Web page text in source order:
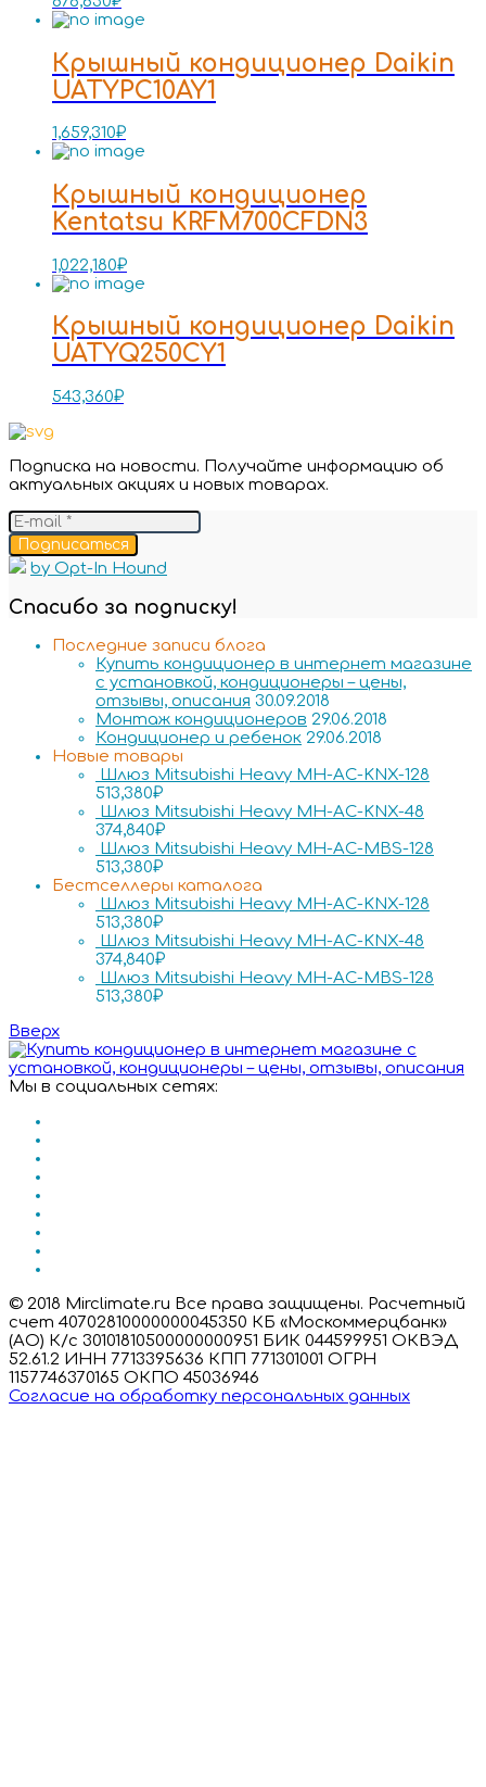
Крышный кондиционер Daikin
UATYPC10AY1
1,659,310₽
Крышный кондиционер
Kentatsu KRFM700CFDN3
1,022,180₽
Крышный кондиционер Daikin
UATYQ250CY1
543,360₽
Подписка на новости. Получайте информацию об
актуальных акциях и новых товарах.
Подписаться
by Opt-In Hound
Спасибо за подписку!
Последние записи блога
Купить кондиционер в интернет магазине
с установкой, кондиционеры – цены,
отзывы, описания 30.09.2018
Монтаж кондиционеров 29.06.2018
Кондиционер и ребенок 29.06.2018
Новые товары
Шлюз Mitsubishi Heavy MH-AC-KNX-128
513,380₽
Шлюз Mitsubishi Heavy MH-AC-KNX-48
374,840₽
Шлюз Mitsubishi Heavy MH-AC-MBS-128
513,380₽
Бестселлеры каталога
Шлюз Mitsubishi Heavy MH-AC-KNX-128
513,380₽
Шлюз Mitsubishi Heavy MH-AC-KNX-48
374,840₽
Шлюз Mitsubishi Heavy MH-AC-MBS-128
513,380₽
Вверх
Мы в социальных сетях:
© 2018 Mirclimate.ru Все права защищены. Расчетный
счет 40702810000000045350 КБ «Москоммерцбанк»
(АО) К/с 30101810500000000951 БИК 044599951 ОКВЭД
52.61.2 ИНН 7713395636 КПП 771301001 ОГРН
1157746370165 ОКПО 45036946
Согласие на обработку персональных данных